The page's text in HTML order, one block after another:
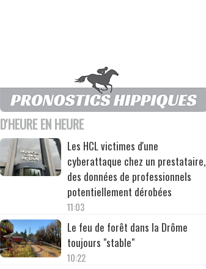
D'HEURE EN HEURE
Les HCL victimes d'une
cyberattaque chez un prestataire,
des données de professionnels
potentiellement dérobées
11:03
Le feu de forêt dans la Drôme
toujours "stable"
10:22